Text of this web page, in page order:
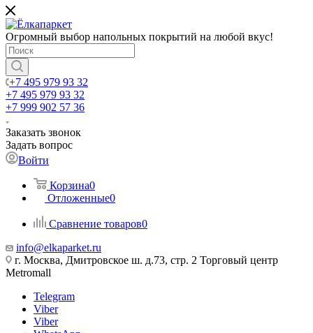
Огромный выбор напольных покрытий на любой вкус!
+7 495 979 93 32
+7 495 979 93 32
+7 999 902 57 36
Заказать звонок
Задать вопрос
Войти
Корзина0
Отложенные0
Сравнение товаров0
info@elkaparket.ru
г. Москва, Дмитровское ш. д.73, стр. 2 Торговый центр
Metromall
Telegram
Viber
Viber